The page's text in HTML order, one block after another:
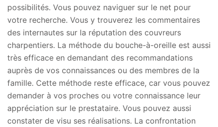
possibilités. Vous pouvez naviguer sur le net pour
votre recherche. Vous y trouverez les commentaires
des internautes sur la réputation des couvreurs
charpentiers. La méthode du bouche-à-oreille est aussi
très efficace en demandant des recommandations
auprès de vos connaissances ou des membres de la
famille. Cette méthode reste efficace, car vous pouvez
demander à vos proches ou votre connaissance leur
appréciation sur le prestataire. Vous pouvez aussi
constater de visu ses réalisations. La confrontation